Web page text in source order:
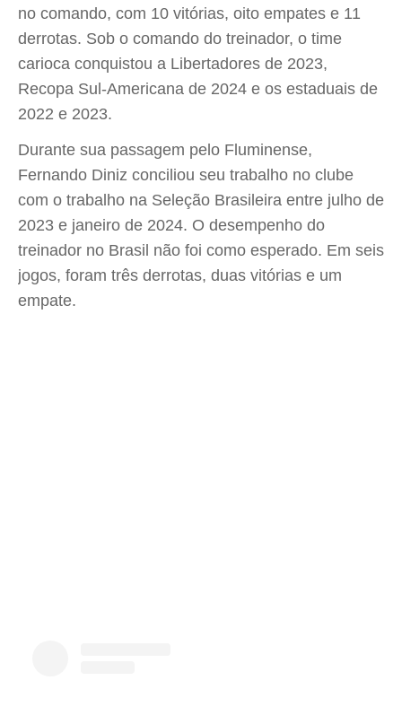
no comando, com 10 vitórias, oito empates e 11
derrotas. Sob o comando do treinador, o time
carioca conquistou a Libertadores de 2023,
Recopa Sul-Americana de 2024 e os estaduais de
2022 e 2023.
Durante sua passagem pelo Fluminense,
Fernando Diniz conciliou seu trabalho no clube
com o trabalho na Seleção Brasileira entre julho de
2023 e janeiro de 2024. O desempenho do
treinador no Brasil não foi como esperado. Em seis
jogos, foram três derrotas, duas vitórias e um
empate.